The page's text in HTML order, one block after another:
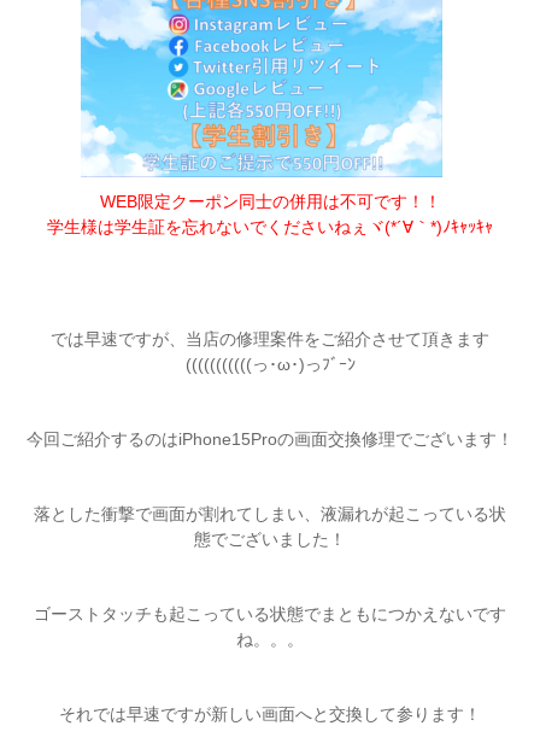
WEB限定クーポン同士の併用は不可です！！
学生様は学生証を忘れないでくださいねぇヾ(*´∀｀*)ﾉｷｬｯｷｬ
では早速ですが、当店の修理案件をご紹介させて頂きます
(((((((((((っ･ω･)っﾌﾞｰﾝ
今回ご紹介するのはiPhone15Proの画面交換修理でございます！
落とした衝撃で画面が割れてしまい、液漏れが起こっている状
態でございました！
ゴーストタッチも起こっている状態でまともにつかえないです
ね。。。
それでは早速ですが新しい画面へと交換して参ります！